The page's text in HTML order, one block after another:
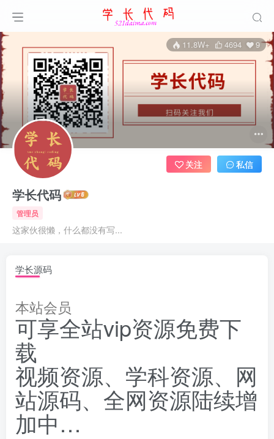
11.8W+ 4694 9
学长代码
管理员
这家伙很懒，什么都没有写...
关注 私信
学长源码
本站会员
可享全站vip资源免费下
载
视频资源、学科资源、网
站源码、全网资源陆续增
加中…